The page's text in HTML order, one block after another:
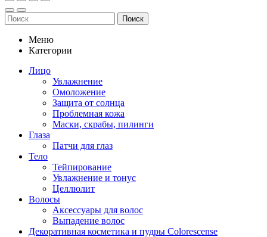
Поиск
Меню
Категории
Лицо
Увлажнение
Омоложение
Защита от солнца
Проблемная кожа
Маски, скрабы, пилинги
Глаза
Патчи для глаз
Тело
Тейпирование
Увлажнение и тонус
Целлюлит
Волосы
Аксессуары для волос
Выпадение волос
Декоративная косметика и пудры Colorescense